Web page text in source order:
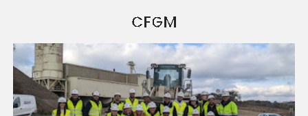
CFGM